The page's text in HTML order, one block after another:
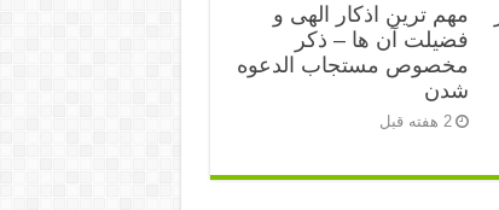
مهم ترین اذکار الهی و
فضیلت آن ها – ذکر
مخصوص مستجاب الدعوه
شدن
2 هفته قبل